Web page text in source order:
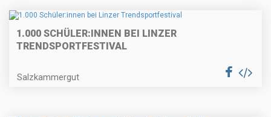
1.000 SCHÜLER:INNEN BEI LINZER
TRENDSPORTFESTIVAL
Salzkammergut